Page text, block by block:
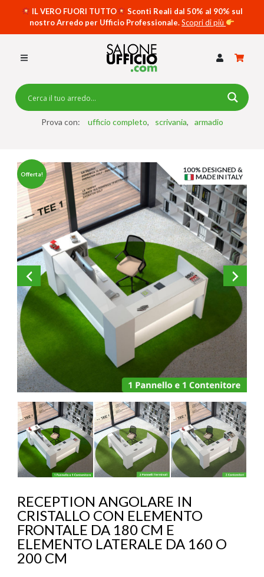
IL VERO FUORI TUTTO
Sconti Reali dal 50% al 90% sul
nostro Arredo per Ufficio Professionale.Scopri di più
Prova con: ufficio completo scrivania armadio
SWING 7020 –
KOROS –
SCRIVANIE SPECIAL DESK
CASSETTIERE
ARMADI
RECEPTION
TAVOLI RIUNIONE
ACCESSORI
Offerta!
100% DESIGNED &
MADE IN ITALY
RECEPTION ANGOLARE IN
CRISTALLO CON ELEMENTO
FRONTALE DA 180 CM E
ELEMENTO LATERALE DA 160 O
200 CM